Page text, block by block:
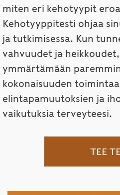
miten eri kehotyypit
Kehotyyppitesti ohjaa
ja tutkimisessa. Kun
vahvuudet ja
ymmärtämään
kokonaisuuden
elintapamuutoksien ja
vaikutuksia terveyteesi.
TEE